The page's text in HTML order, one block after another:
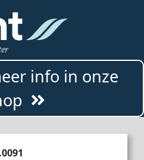
info in onze